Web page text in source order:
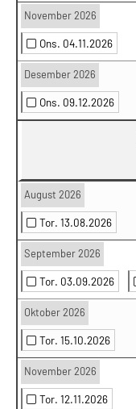
November 2026
Ons. 04.11.2026
Desember 2026
Ons. 09.12.2026
August 2026
Tor. 13.08.2026
September 2026
Tor. 03.09.2026
Oktober 2026
Tor. 15.10.2026
November 2026
Tor. 12.11.2026